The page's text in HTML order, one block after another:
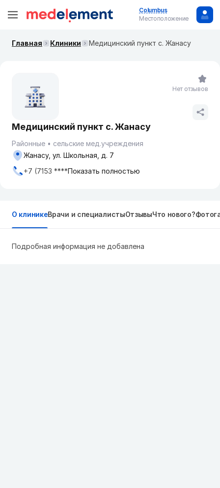
Columbus
Местоположение
Главная Клиники Медицинский пункт с. Жанасу
Медицинский пункт с. Жанасу
Районные
сельские мед.учреждения
Жанасу, ул. Школьная, д. 7
+7 (7153 ****Показать полностью
Нет отзывов
О клиникеВрачи и специалистыОтзывыЧто нового?
Подробная информация не добавлена